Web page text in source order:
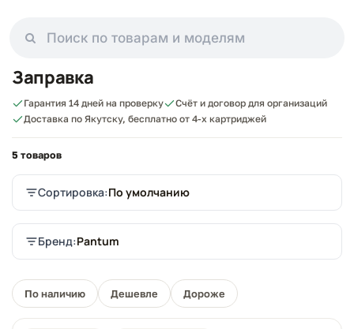
Заправка
Гарантия 14 дней на проверку
Счёт и договор для организаций
Доставка по Якутску, бесплатно от 4-х картриджей
5 товаров
Сортировка:По умолчанию
Бренд:Pantum
По наличию Дешевле Дороже